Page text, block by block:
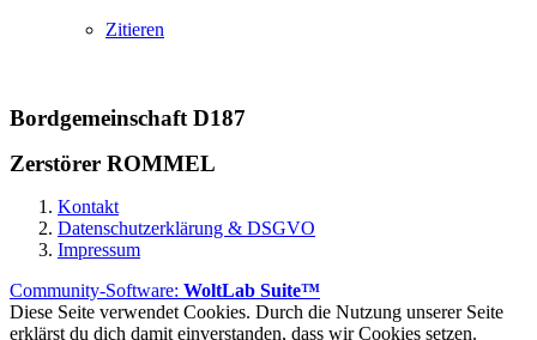
Zitieren
Bordgemeinschaft D187
Zerstörer ROMMEL
Kontakt
Datenschutzerklärung & DSGVO
Impressum
Community-Software: WoltLab Suite™
Diese Seite verwendet Cookies. Durch die Nutzung unserer Seite
erklärst du dich damit einverstanden, dass wir Cookies setzen.